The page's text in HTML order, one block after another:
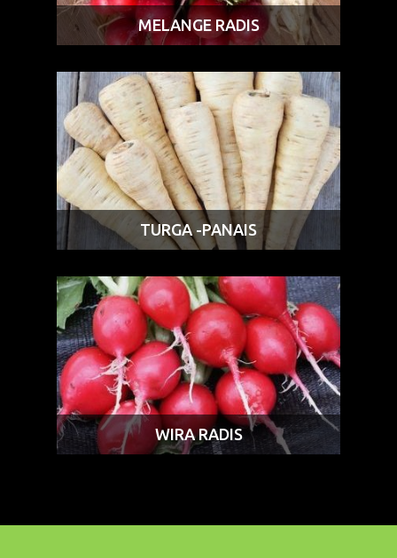
MELANGE RADIS
TURGA -PANAIS
WIRA RADIS